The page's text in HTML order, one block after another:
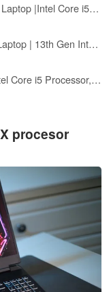
HP 15.6 inch Windows Touch Laptop |Intel Core i5-1334U| Intel Iris Xe Graphics |Webcam |Bluetooth|Silver| 8GB RAM | 512GB SSD |Windows 11 Home |Bundle with Stylus Pen
Dell 15.6" FHD Touchscreen Laptop | 13th Gen Intel Core i5-1334U | 8GB RAM | 512GB PCIe SSD | Wi-Fi 6 | 1080p Webcam | Copilot AI | HDMI | Business & Study Ready | Windows 11
EYY 16" Laptop Computer Intel Core i5 Processor, Win 11 Pro Laptop 16GB RAM 512GB SSD, 1920 x 1200 FHD 16:10 Display, Office Suite Notebook with Backlit Keyboard, Student Business Work Laptops
procesor